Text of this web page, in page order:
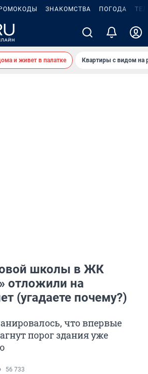
ЗНАКОМСТВА ПОГОДА
и живет в палатке Квартиры с видом на
школы в ЖК
отложили на
(угадаете почему?)
что впервые
порог здания уже
56 733